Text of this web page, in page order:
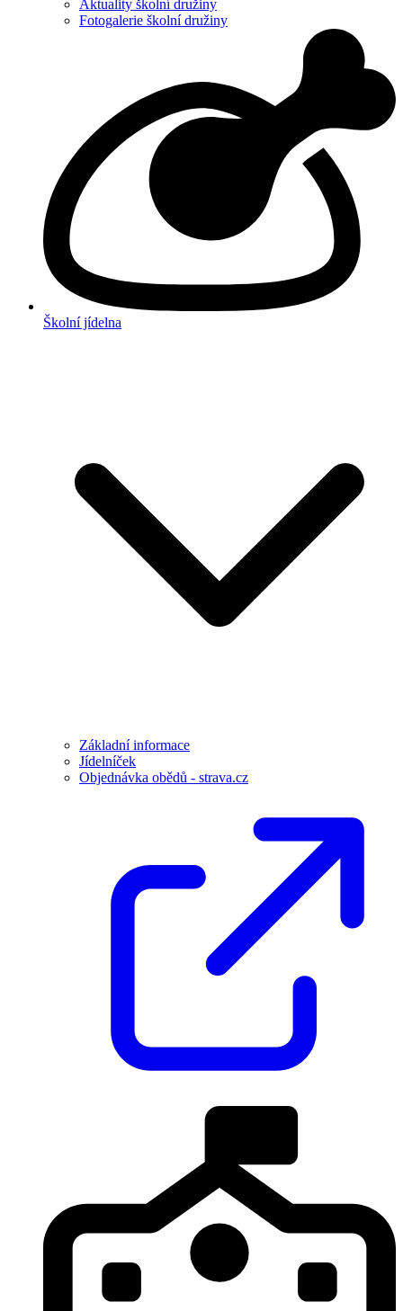
Aktuality školní družiny
Fotogalerie školní družiny
Školní jídelna
Základní informace
Jídelníček
Objednávka obědů - strava.cz